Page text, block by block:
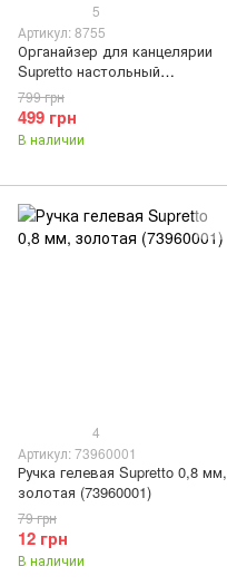
5
Артикул: 8755
Органайзер для канцелярии
Supretto настольный
деревянный (8755)
499 грн
799 грн
В наличии
4
Артикул: 73960001
Ручка гелевая Supretto 0,8 мм,
золотая (73960001)
12 грн
79 грн
В наличии